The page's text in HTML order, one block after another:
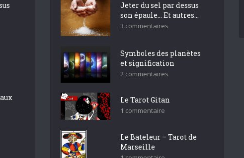
Jeter du sel par dessus
son épaule… Et autres...
3 commentaires
Symboles des planètes
et signification
2 commentaires
Le Tarot Gitan
1 commentaire
Le Bateleur – Tarot de
Marseille